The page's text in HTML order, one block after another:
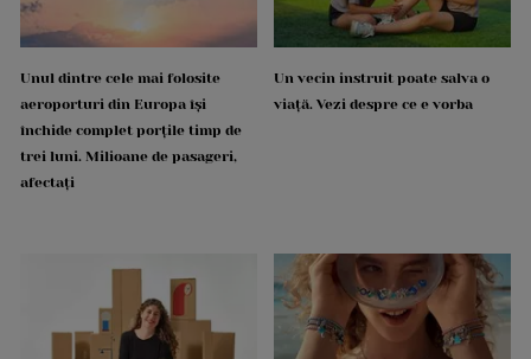
Unul dintre cele mai folosite
aeroporturi din Europa își
închide complet porțile timp de
trei luni. Milioane de pasageri,
afectați
Un vecin instruit poate salva o
viață. Vezi despre ce e vorba